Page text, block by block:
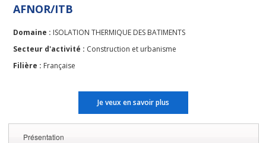
AFNOR/ITB
Domaine : ISOLATION THERMIQUE DES BATIMENTS
Secteur d'activité : Construction et urbanisme
Filière : Française
Je veux en savoir plus
Présentation